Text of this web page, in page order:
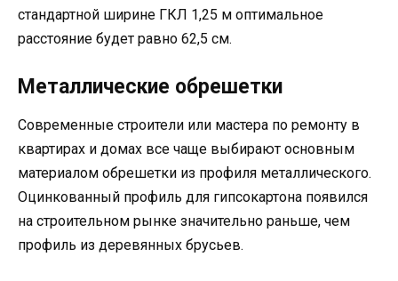
стандартной ширине ГКЛ 1,25 м оптимальное
расстояние будет равно 62,5 см.
Металлические обрешетки
Современные строители или мастера по ремонту в
квартирах и домах все чаще выбирают основным
материалом обрешетки из профиля металлического.
Оцинкованный профиль для гипсокартона появился
на строительном рынке значительно раньше, чем
профиль из деревянных брусьев.